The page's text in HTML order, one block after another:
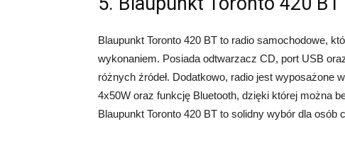
Blaupunkt Toronto 420 BT to radio samochodowe,
wykonaniem. Posiada odtwarzacz CD, port USB
różnych źródeł. Dodatkowo, radio jest
4x50W oraz funkcję Bluetooth, dzięki której można
Blaupunkt Toronto 420 BT to solidny wybór dla osób